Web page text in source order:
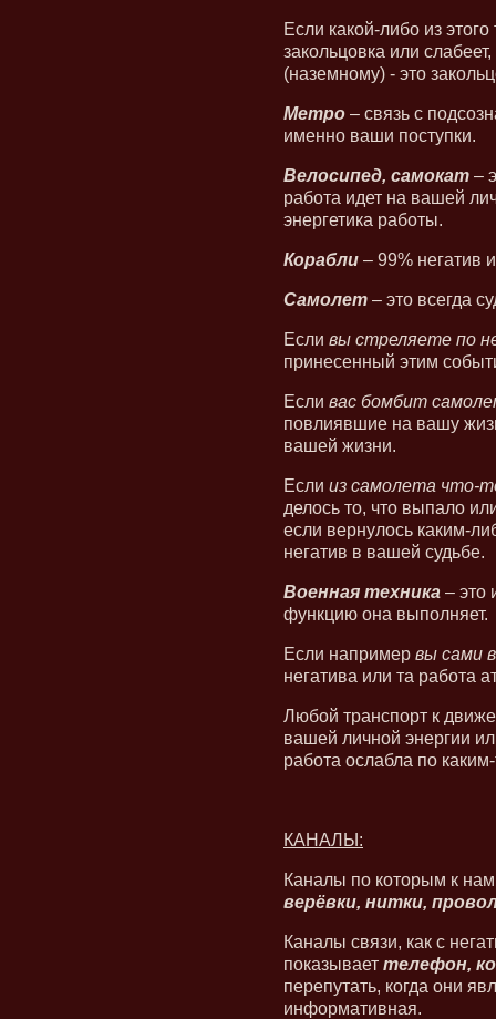
Если какой-либо из
закольцовка или
(наземному) - это
Метро – связь с
именно ваши поступки.
Велосипед, самокат –
работа идет на вашей
энергетика работы.
Корабли – 99% негатив
Самолет – это всегда
Если вы стреляете по
принесенный этим
Если вас бомбит
повлиявшие на вашу
вашей жизни.
Если из самолета что-
делось то, что выпало
если вернулось каким-
негатив в вашей судьбе.
Военная техника – это
функцию она выполняет.
Если например вы сами
негатива или та работа
Любой транспорт к
вашей личной энергии
работа ослабла по
КАНАЛЫ:
Каналы по которым к
верёвки, нитки,
Каналы связи, как с
показывает телефон,
перепутать, когда они
информативная.